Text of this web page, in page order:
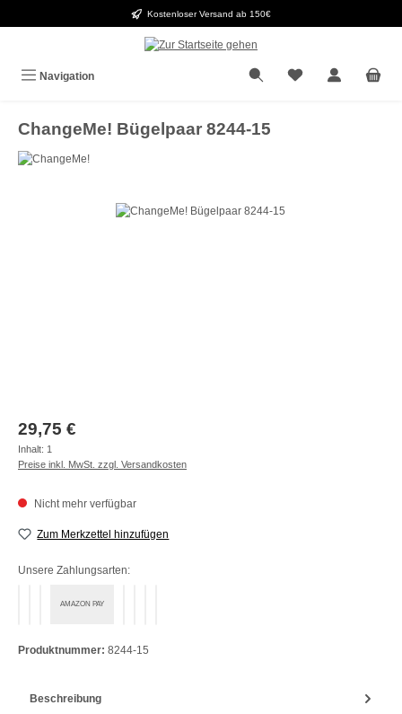
Kostenloser Versand ab 150€
Navigation
ChangeMe! Bügelpaar 8244-15
Bildergalerie überspringen
Regulärer Preis:
29,75 €
Inhalt: 1
Preise inkl. MwSt. zzgl. Versandkosten
Nicht mehr verfügbar
Zum Merkzettel hinzufügen
Unsere Zahlungsarten:
AMAZON PAY
Produktnummer: 8244-15
Beschreibung